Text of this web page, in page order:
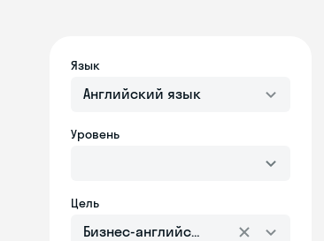
Язык
Английский язык
Уровень
Цель
Бизнес-английский